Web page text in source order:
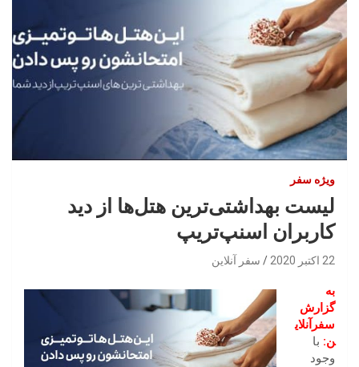
ویژه سفر
لیست بهداشتی‌ترین هتل‌ها از دید
کاربران اسنپ‌تریپ
22 اکتبر 2020 سفر آنلاین
به
گزارش
سفرآنلای
ن: با
وجود